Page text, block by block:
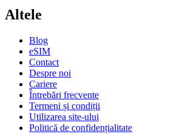
Altele
Blog
eSIM
Contact
Despre noi
Cariere
Întrebări frecvente
Termeni și condiții
Utilizarea site-ului
Politică de confidențialitate